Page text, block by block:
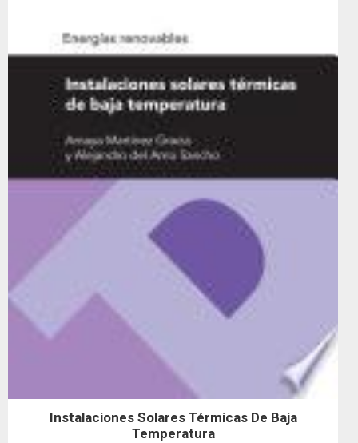
Instalaciones Solares Térmicas De Baja
Temperatura